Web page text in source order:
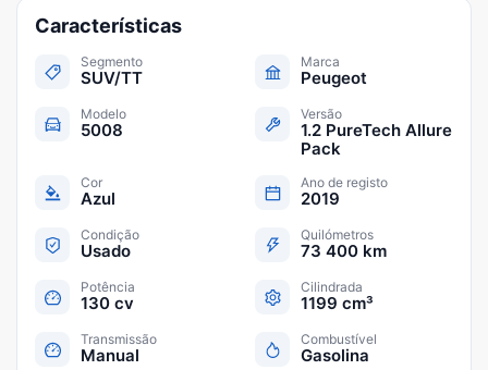
Características
Segmento
SUV/TT
Marca
Peugeot
Modelo
5008
Versão
1.2 PureTech Allure
Pack
Cor
Azul
Ano de registo
2019
Condição
Usado
Quilómetros
73 400 km
Potência
130 cv
Cilindrada
1199 cm³
Transmissão
Manual
Combustível
Gasolina